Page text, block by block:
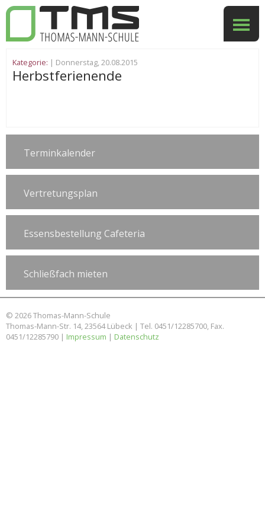
Kategorie: | Donnerstag, 20.08.2015
Herbstferienende
Terminkalender
Vertretungsplan
Essensbestellung Cafeteria
Schließfach mieten
© 2026 Thomas-Mann-Schule
Thomas-Mann-Str. 14, 23564 Lübeck | Tel. 0451/12285700, Fax.
0451/12285790 | Impressum | Datenschutz